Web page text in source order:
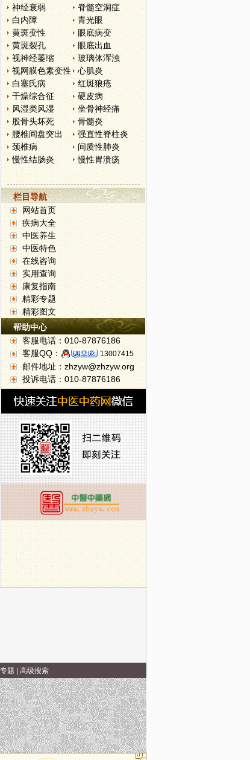
识系列活动
神经衰弱
脊髓空洞症
白内障
青光眼
黄斑变性
眼底病变
黄斑裂孔
眼底出血
视神经萎缩
玻璃体浑浊
视网膜色素变性
心肌炎
白塞氏病
红斑狼疮
干燥综合征
硬皮病
风湿类风湿
坐骨神经痛
股骨头坏死
骨髓炎
腰椎间盘突出
强直性脊柱炎
颈椎病
间质性肺炎
慢性结肠炎
慢性胃溃疡
栏目导航
网站首页
疾病大全
中医养生
中医特色
在线咨询
实用查询
康复指南
精彩专题
精彩图文
帮助中心
客服电话：010-87876186
客服QQ：
13007415
邮件地址：zhzyw@zhzyw.org
投诉电话：010-87876186
题 高级搜索